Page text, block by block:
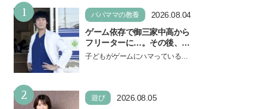
1 パパママの教養
2026.08.04
ゲーム依存で御三家中高から
フリーターに…。その後、医
学部へ逆転合格した現役医師
子どもがゲームにハマっている
2 遊び
2026.08.05